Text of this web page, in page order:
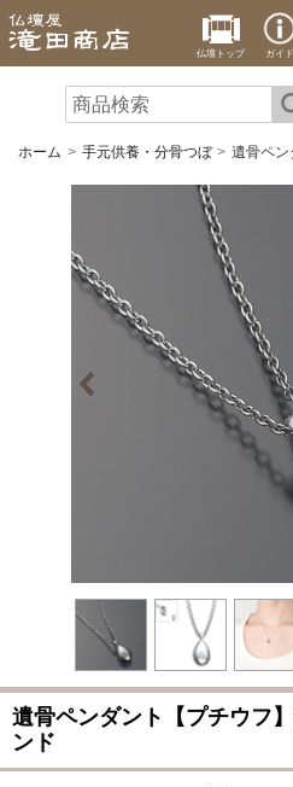
仏壇トップ ガイド
ホーム 手元供養・分骨つぼ 遺骨ペ
遺骨ペンダント【プチウフ
ンド